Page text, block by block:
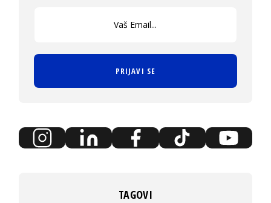
PRIJAVI SE
TAGOVI